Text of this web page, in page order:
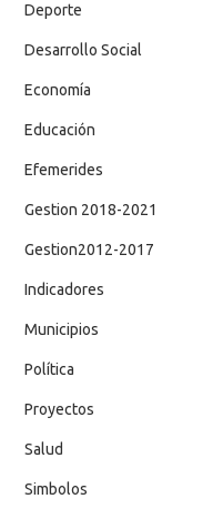
Deporte
Desarrollo Social
Economía
Educación
Efemerides
Gestion 2018-2021
Gestion2012-2017
Indicadores
Municipios
Política
Proyectos
Salud
Simbolos